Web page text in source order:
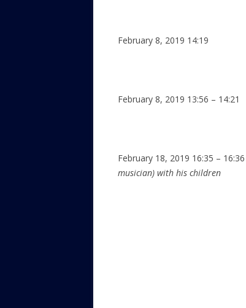
February 8, 2019 14:19
February 8, 2019 13:56 – 14:21
February 18, 2019 16:35 –
musician) with his